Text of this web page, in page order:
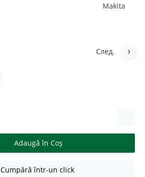
Makita
След.
Adaugă în Coş
Cumpără într-un click